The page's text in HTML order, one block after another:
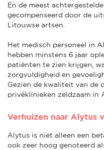
En de meest
gecompenseerd door de
Litouwse artsen.
Het medisch personeel in
hebben minstens 6 jaar
patiënten te zien krijgen,
zorgvuldigheid en
Gezien de kwaliteit van de
privéklinieken zeldzaam in
Verhuizen naar Alytus
Alytus is niet alleen een
ook zeer hoog genoteerd